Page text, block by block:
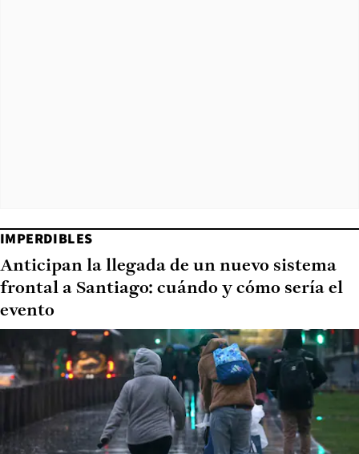
IMPERDIBLES
Anticipan la llegada de un nuevo sistema
frontal a Santiago: cuándo y cómo sería el
evento